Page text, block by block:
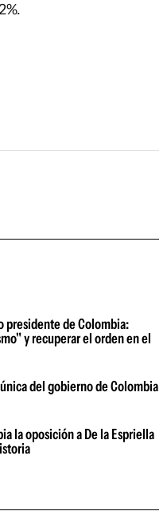
presidente de Colombia:
y recuperar el orden en el
del gobierno de Colombia
la oposición a De la Espriella